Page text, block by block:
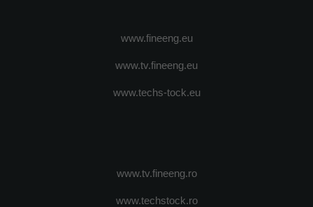
www.fineeng.eu
www.tv.fineeng.eu
www.techs-tock.eu
www.tv.fineeng.ro
www.techstock.ro